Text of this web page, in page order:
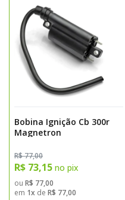
Bobina Ignição Cb 300r
Magnetron
R$ 77,00
R$ 73,15 no pix
ou R$ 77,00
em 1x de R$ 77,00